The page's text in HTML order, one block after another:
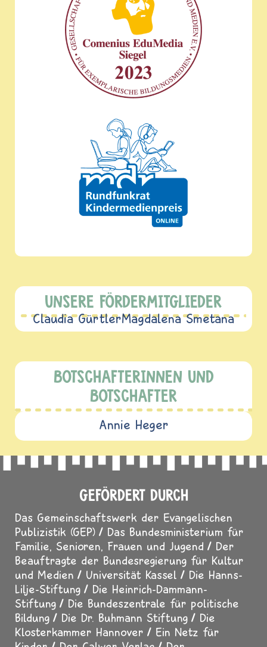
UNSERE FÖRDERMITGLIEDER
Claudia GürtlerMagdalena Smetana
BOTSCHAFTERINNEN UND
BOTSCHAFTER
Annie Heger
GEFÖRDERT DURCH
Das Gemeinschaftswerk der Evangelischen
Publizistik (GEP)
Das Bundesministerium für
Familie, Senioren, Frauen und Jugend
Der
Beauftragte der Bundesregierung für Kultur
und Medien
Universität Kassel
Die Hanns-
Lilje-Stiftung
Die Heinrich-Dammann-
Stiftung
Die Bundeszentrale für politische
Bildung
Die Dr. Buhmann Stiftung
Die
Klosterkammer Hannover
Ein Netz für